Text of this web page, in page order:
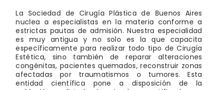
La Sociedad de Cirugía Plástica de Buenos Aires
nuclea a especialistas en la materia conforme a
estrictas pautas de admisión. Nuestra especialidad
es muy antigua y no solo es la que capacita
específicamente para realizar todo tipo de Cirugía
Estética, sino también de reparar alteraciones
congénitas, pacientes quemados, reconstruir zonas
afectadas por traumatismos o tumores. Esta
entidad científica pone a disposición de la